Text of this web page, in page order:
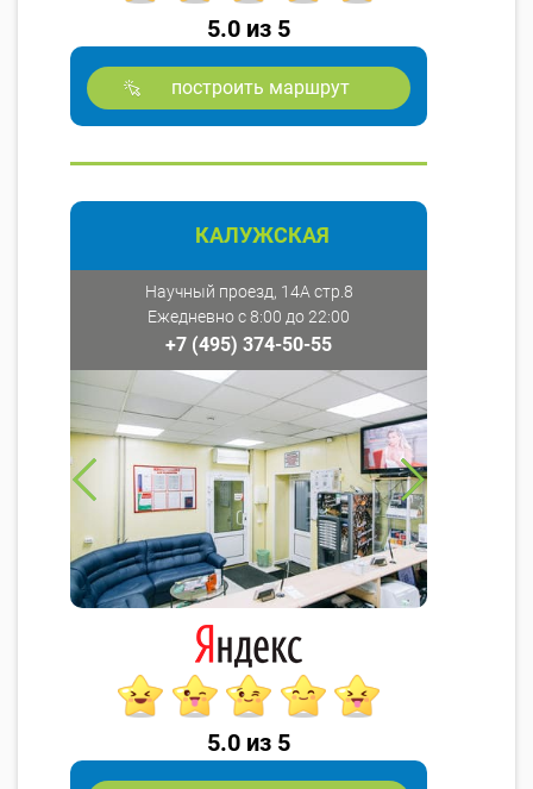
5.0 из 5
построить маршрут
КАЛУЖСКАЯ
Научный проезд, 14А стр.8
Ежедневно с 8:00 до 22:00
+7 (495) 374-50-55
5.0 из 5